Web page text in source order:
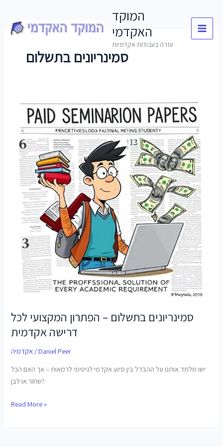
content
המוקד
האקדמי
עזרה בעבודות אקדמיות
סמינריונים בתשלום
סמינריונים בתשלום – הפתרון המקצועי לכל
דרישה אקדמית
אקדמיה /Daniel Peer
ישו מלמד אותנו על ההבדל בין סיוע אקדמי לגיטימי לרמאות – אך האם הכל
שחור או לבן?
סמינריונים
בתשלום
הפתרון
המקצועי
לכל
דרישה
אקדמית
Read More »